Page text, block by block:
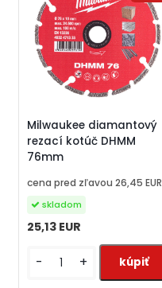
Milwaukee diamantový
rezací kotúč DHMM
76mm
cena pred zľavou 26,45 EUR
25,13 EUR
skladom
- +